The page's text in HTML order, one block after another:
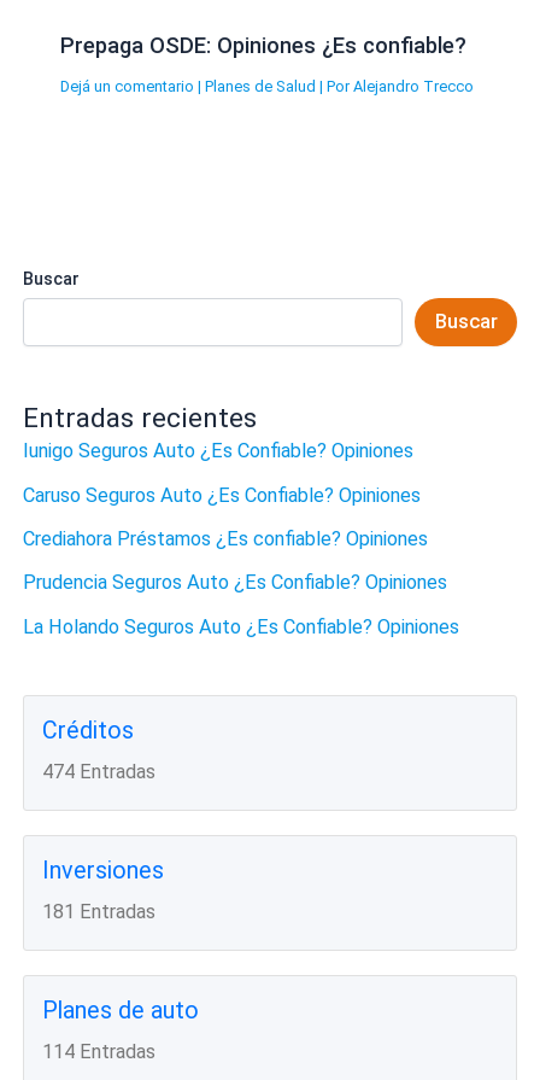
Prepaga OSDE: Opiniones ¿Es confiable?
Dejá un comentario | Planes de Salud | Por Alejandro Trecco
Buscar
Buscar
Entradas recientes
Iunigo Seguros Auto ¿Es Confiable? Opiniones
Caruso Seguros Auto ¿Es Confiable? Opiniones
Crediahora Préstamos ¿Es confiable? Opiniones
Prudencia Seguros Auto ¿Es Confiable? Opiniones
La Holando Seguros Auto ¿Es Confiable? Opiniones
Créditos
474 Entradas
Inversiones
181 Entradas
Planes de auto
114 Entradas